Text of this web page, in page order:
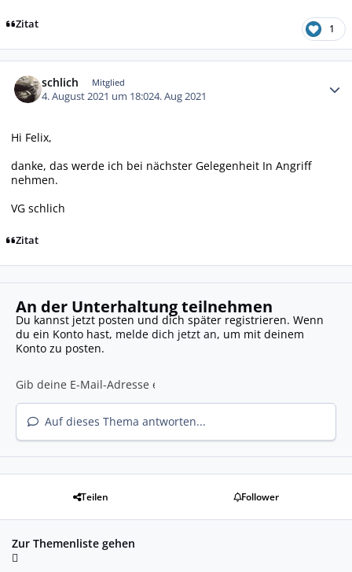
Zitat 1
schlich Mitglied
4. August 2021 um 18:024. Aug 2021
Hi Felix,
danke, das werde ich bei nächster Gelegenheit In Angriff
nehmen.
VG schlich
Zitat
An der Unterhaltung teilnehmen
Du kannst jetzt posten und dich später registrieren. Wenn
du ein Konto hast, melde dich jetzt an, um mit deinem
Konto zu posten.
Auf dieses Thema antworten...
Teilen Follower
Zur Themenliste gehen